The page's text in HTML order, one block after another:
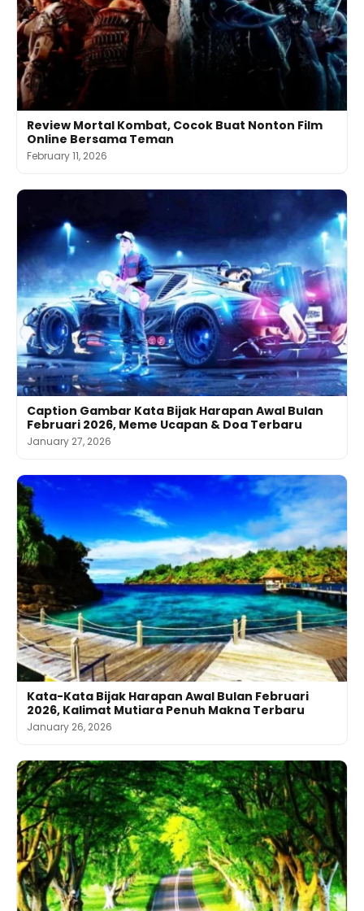
Review Mortal Kombat, Cocok Buat Nonton Film
Online Bersama Teman
February 11, 2026
Caption Gambar Kata Bijak Harapan Awal Bulan
Februari 2026, Meme Ucapan & Doa Terbaru
January 27, 2026
Kata-Kata Bijak Harapan Awal Bulan Februari
2026, Kalimat Mutiara Penuh Makna Terbaru
January 26, 2026